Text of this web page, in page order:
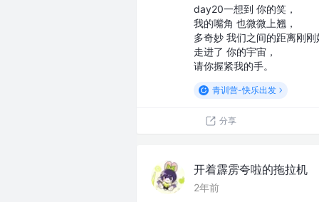
day20一想到 你的笑，
我的嘴角 也微微上翘，
多奇妙 我们之间的距离刚刚
走进了 你的宇宙，
请你握紧我的手。
青训营-快乐出发
分享
开着霹雳夸啦的拖拉机
2年前